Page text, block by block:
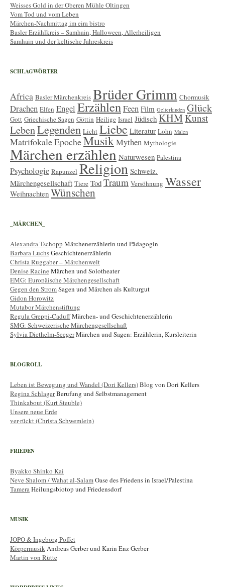
Weisses Gold in der Oberen Mühle Oltingen
Vom Tod und vom Leben
Märchen-Nachmittag im eira bistro
Basler Erzählkreis – Samhain, Halloween, Allerheiligen
Samhain und der keltische Jahreskreis
SCHLAGWÖRTER
Africa Basler Märchenkreis Brüder Grimm Chormusik
Drachen Elfen Engel ErzählenFeen Film Gelterkinden Glück
Gott Griechische Sagen Göttin Heilige Israel Jüdisch KHMKunst
LebenLegenden Licht Liebe Literatur Lohn Malen
Matrifokale EpocheMusikMythen Mythologie
Märchen erzählen Naturwesen Palestina
Psychologie Rapunzel Religion Schweiz.
Märchengesellschaft Tiere Tod Traum Versöhnung Wasser
Weihnachten Wünschen
_MÄRCHEN_
Alexandra Tschopp Märchenerzählerin und Pädagogin
Barbara LuchsGeschichtenerzählerin
Christa Ruggaber – Märchenwelt
Denise Racine Märchen und Solotheater
EMG: Europäische Märchengesellschaft
Gegen den StromSagen und Märchen als Kulturgut
Gidon Horowitz
Mutabor Märchenstiftung
Regula Greppi-CaduffMärchen- und Geschichtenerzählerin
SMG: Schweizerische Märchengesellschaft
Sylvia Diethelm-SeegerMärchen und Sagen: Erzählerin, Kursleiterin
BLOGROLL
Leben ist Bewegung und Wandel (Dori Kellers)Blog von Dori Kellers
Regina SchlagerBerufung und Selbstmanagement
Thinkabout (Kurt Steuble)
Unsere neue Erde
ver-rückt (Christa Schwemlein)
FRIEDEN
Byakko Shinko Kai
Neve Shalom / Wahat al-SalamOase des Friedens in Israel/Palestina
TameraHeilungsbiotop und Friedensdorf
MUSIK
JOPO & Ingeborg Poffet
KörpermusikAndreas Gerber und Karin Enz Gerber
Martin von Rütte